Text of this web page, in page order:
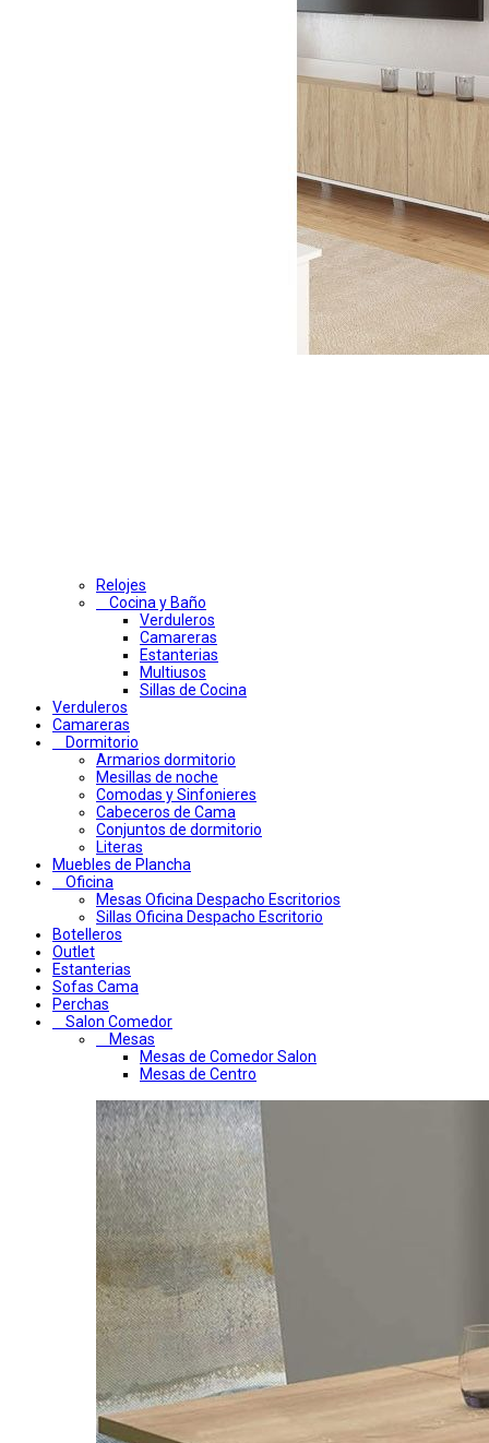
Relojes
Cocina y Baño
Verduleros
Camareras
Estanterias
Multiusos
Sillas de Cocina
Verduleros
Camareras
Dormitorio
Armarios dormitorio
Mesillas de noche
Comodas y Sinfonieres
Cabeceros de Cama
Conjuntos de dormitorio
Literas
Muebles de Plancha
Oficina
Mesas Oficina Despacho Escritorios
Sillas Oficina Despacho Escritorio
Botelleros
Outlet
Estanterias
Sofas Cama
Perchas
Salon Comedor
Mesas
Mesas de Comedor Salon
Mesas de Centro